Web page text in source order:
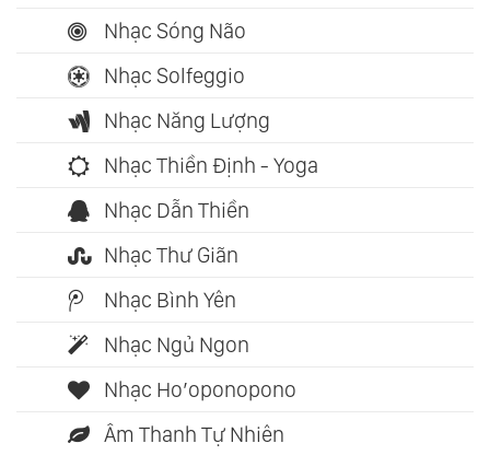
Nhạc Sóng Não
Nhạc Solfeggio
Nhạc Năng Lượng
Nhạc Thiền Định - Yoga
Nhạc Dẫn Thiền
Nhạc Thư Giãn
Nhạc Bình Yên
Nhạc Ngủ Ngon
Nhạc Ho’oponopono
Âm Thanh Tự Nhiên